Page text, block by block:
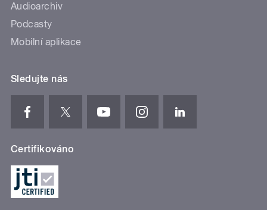
Audioarchiv
Podcasty
Mobilní aplikace
Sledujte nás
Certifikováno